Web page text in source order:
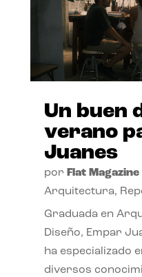
Un buen
verano
Juanes
por Flat Magazine|
Arquitectura,
Graduada en
Diseño, Empar
ha especializado
diversos